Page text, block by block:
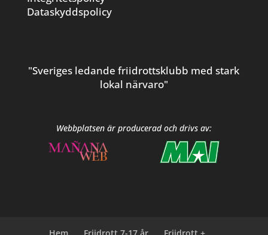
Dataskyddspolicy
"Sveriges ledande friidrottsklubb med stark
lokal närvaro"
Webbplatsen är producerad och drivs av: